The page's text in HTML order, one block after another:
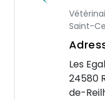
Saint-
Les
24580
de-